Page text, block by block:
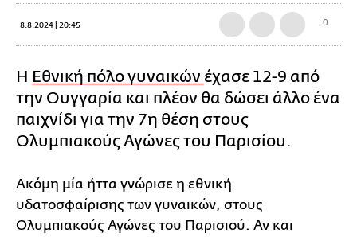
8.8.2024 | 20:45 0
Η Εθνική πόλο γυναικών έχασε 12-9 από
την Ουγγαρία και πλέον θα δώσει άλλο ένα
παιχνίδι για την 7η θέση στους
Ολυμπιακούς Αγώνες του Παρισίου.
Ακόμη μία ήττα γνώρισε η εθνική
υδατοσφαίρισης των γυναικών, στους
Ολυμπιακούς Αγώνες του Παρισιού. Αν και